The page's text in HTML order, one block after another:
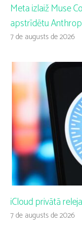
Meta izlaiž Muse
apstrīdētu
7 de augusts de 2026
iCloud privātā
7 de augusts de 2026